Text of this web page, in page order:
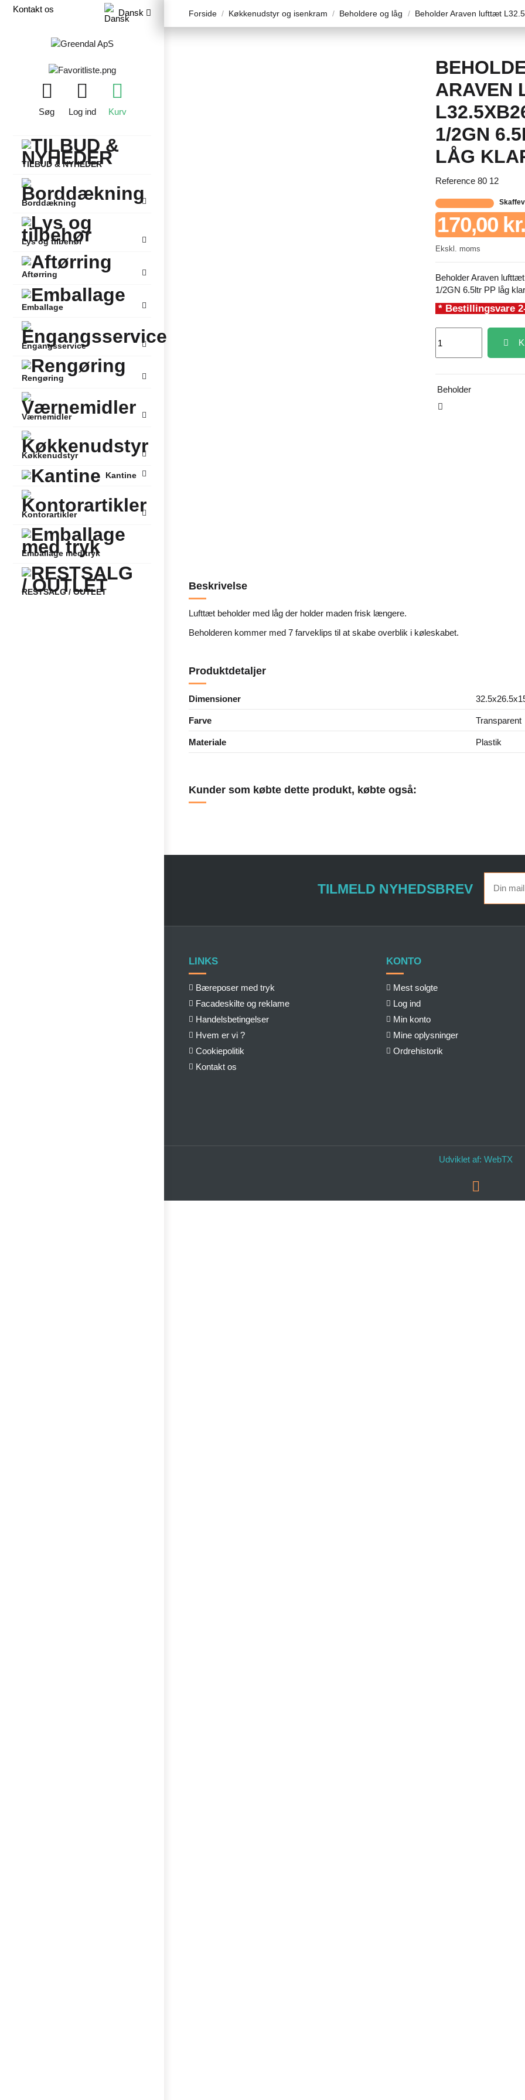
Kontakt os Dansk
Søg Log ind Kurv
TILBUD & NYHEDER
Borddækning
Lys og tilbehør
Aftørring
Emballage
Engangsservice
Rengøring
Værnemidler
Køkkenudstyr
Kantine
Kontorartikler
Emballage med tryk
RESTSALG / OUTLET
Forside Køkkenudstyr og isenkram Beholdere og låg Beholder Araven lufttæt
ARAVEN
1/2GN
LÅG
Reference 80 12
170,00 kr.
Ekskl. moms
Beholder Araven
1/2GN 6.5ltr PP låg klar
* Bestillingsvare
Beholder
Beskrivelse
Lufttæt beholder med låg der holder maden frisk længere.
Beholderen kommer med 7 farveklips til at skabe overblik i køleskabet.
Produktdetaljer
Dimensioner
Farve Transparent
Materiale Plastik
Kunder som købte dette produkt, købte også:
TILMELD NYHEDSBREV
LINKS
Bæreposer med tryk
Facadeskilte og reklame
Handelsbetingelser
Hvem er vi ?
Cookiepolitik
Kontakt os
KONTO
Mest solgte
Log ind
Min konto
Mine oplysninger
Ordrehistorik
Udviklet af: WebTX